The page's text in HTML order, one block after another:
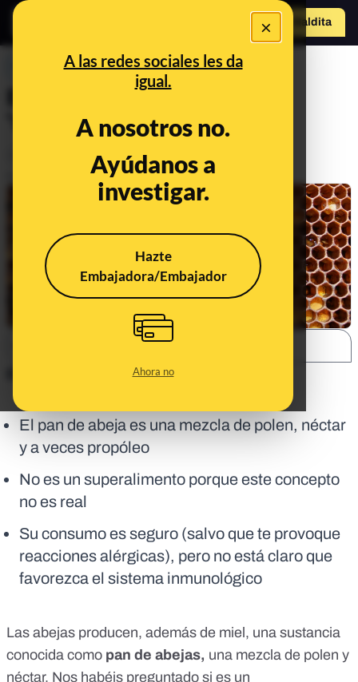
×
A las redes sociales les da
igual.
A nosotros no.
Ayúdanos a
investigar.
Hazte
Embajadora/Embajador
Ahora no
Hazte Maldito
PREBUNKING
El pan de abeja no es un
'superalimento'
May 10, 2023, 9:14:00 AM
El pan de abeja es una mezcla de polen, néctar
y a veces propóleo
No es un superalimento porque este concepto
no es real
Su consumo es seguro (salvo que te provoque
reacciones alérgicas), pero no está claro que
favorezca el sistema inmunológico
Las abejas producen, además de miel , una sustancia
conocida como pan de abejas, una mezcla de polen y
néctar. Nos habéis preguntado si es un